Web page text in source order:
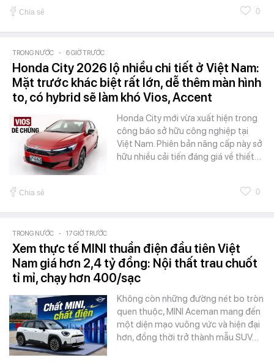
Chia sẻ 0
TRONG NƯỚC - 6 GIỜ TRƯỚC
Honda City 2026 lộ nhiều chi tiết ở Việt Nam:
Mặt trước khác biệt rất lớn, dễ thêm màn hình
to, có hybrid sẽ làm khó Vios, Accent
Honda City mới vừa xuất hiện trong
công báo sở hữu công nghiệp tại
Việt Nam. Phiên bản nâng cấp này sở
hữu nhiều cải tiến đáng giá về thiết…
Chia sẻ 0
TRONG NƯỚC - 17 GIỜ TRƯỚC
Xem thực tế MINI thuần điện đầu tiên Việt
Nam giá hơn 2,4 tỷ đồng: Nội thất trau chuốt
tỉ mỉ, chạy hơn 400/sạc
Không còn những đường nét bo tròn
quen thuộc, MINI Aceman mang đến
một diện mạo vuông vức và hiện đại
hơn, đồng thời trở thành mẫu SUV…